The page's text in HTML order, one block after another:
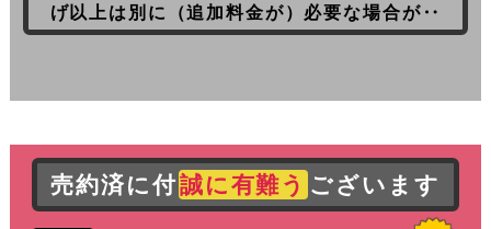
げ以上は別に（追加料金が）必要な場合が‥
売約済に付誠に有難う ございます